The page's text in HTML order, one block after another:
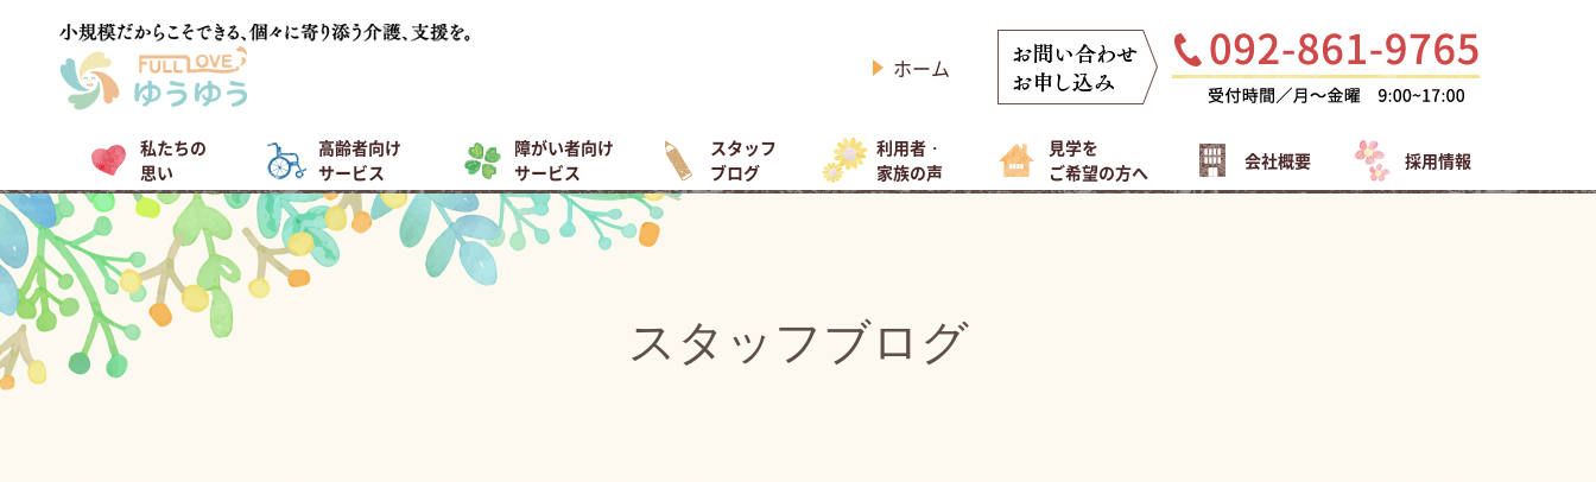
ホーム
私たちの
思い
高齢者向け
サービス
障がい者向け
サービス
スタッフ
ブログ
利用者・
家族の声
見学を
ご希望の方へ
会社概要 採用情報
スタッフブログ